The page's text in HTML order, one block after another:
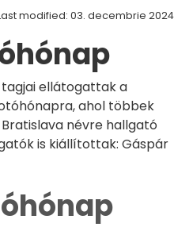
modified: 03. decembrie 2024
tagjai ellátogattak a
ahol többek
névre hallgató
is kiállítottak: Gáspár